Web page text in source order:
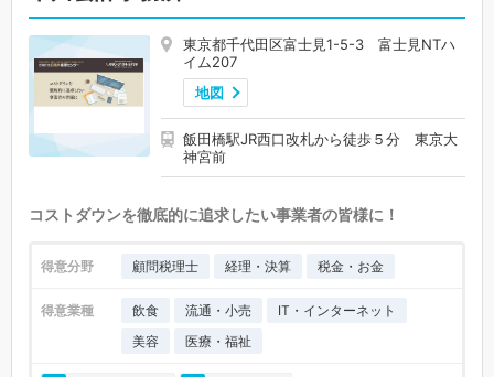
東京都千代田区富士見1-5-3 富士見NTハ
イム207
地図
飯田橋駅JR西口改札から徒歩５分 東京大
神宮前
コストダウンを徹底的に追求したい事業者の皆様に！
得意分野 顧問税理士 経理・決算 税金・お金
得意業種 飲食 流通・小売
IT・インターネット
美容
医療・福祉